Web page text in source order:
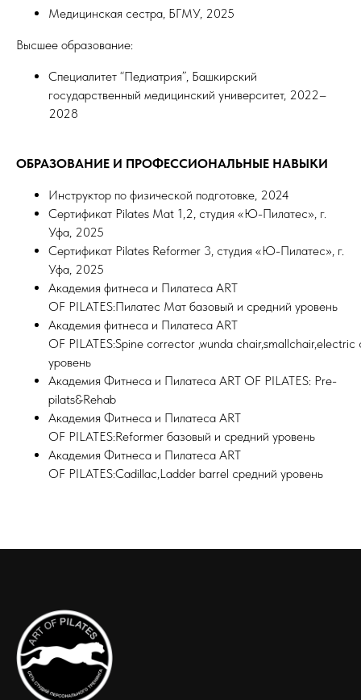
Медицинская сестра, БГМУ, 2025
Высшее образование:
Специалитет “Педиатрия”, Башкирский
государственный медицинский университет, 2022–
2028
ОБРАЗОВАНИЕ И ПРОФЕССИОНАЛЬНЫЕ НАВЫКИ
Инструктор по физической подготовке, 2024
Сертификат Pilates Mat 1,2, студия «Ю-Пилатес», г.
Уфа, 2025
Сертификат Pilates Reformer 3, студия «Ю-Пилатес», г.
Уфа, 2025
Академия фитнеса и Пилатеса ART
OF PILATES:Пилатес Мат базовый и средний уровень
Академия фитнеса и Пилатеса ART
OF PILATES:Spine corrector ,wunda chair,smallchair,electric
уровень
Академия Фитнеса и Пилатеса ART OF PILATES: Pre-
pilats&Rehab
Академия Фитнеса и Пилатеса ART
OF PILATES:Reformer базовый и средний уровень
Академия Фитнеса и Пилатеса ART
OF PILATES:Cadillac,Ladder barrel средний уровень